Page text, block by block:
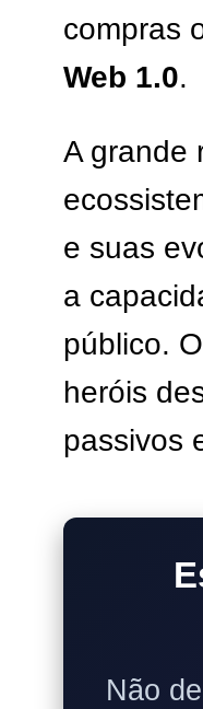
compras
Web 1.0.
A grande
e suas
a
público.
heróis
passivos
Não